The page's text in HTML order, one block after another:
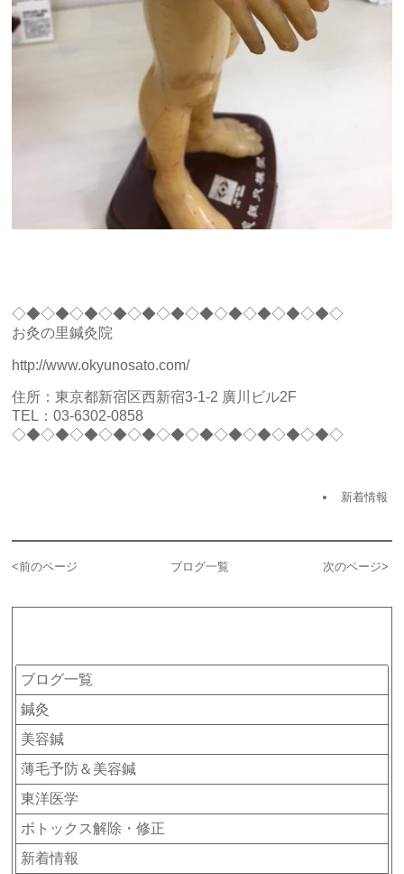
◇◆◇◆◇◆◇◆◇◆◇◆◇◆◇◆◇◆◇◆◇◆◇
お灸の里鍼灸院
http://www.okyunosato.com/
住所：東京都新宿区西新宿3-1-2 廣川ビル2F
TEL：03-6302-0858
◇◆◇◆◇◆◇◆◇◆◇◆◇◆◇◆◇◆◇◆◇◆◇
新着情報
<前のページ ブログ一覧 次のページ>
ブログ一覧
鍼灸
美容鍼
薄毛予防＆美容鍼
東洋医学
ボトックス解除・修正
新着情報